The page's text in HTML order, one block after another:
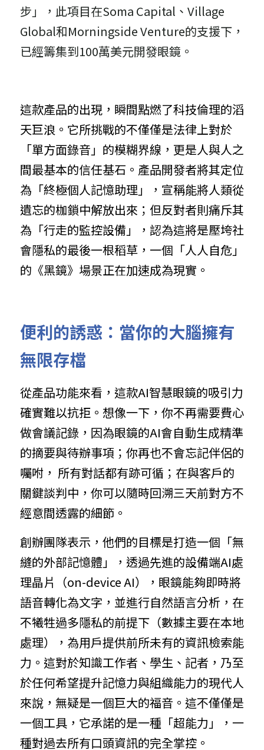
步」，此項目在Soma Capital、Village
Global和Morningside Venture的支援下，
已經籌集到100萬美元開發眼鏡。
這款產品的出現，瞬間點燃了科技倫理的滔
天巨浪。它所挑戰的不僅僅是法律上對於
「單方面錄音」的模糊界線，更是人與人之
間最基本的信任基石。產品開發者將其定位
為「終極個人記憶助理」，宣稱能將人類從
遺忘的枷鎖中解放出來；但反對者則痛斥其
為「行走的監控設備」，認為這將是壓垮社
會隱私的最後一根稻草，一個「人人自危」
的《黑鏡》場景正在加速成為現實。
便利的誘惑：當你的大腦擁有
無限存檔
從產品功能來看，這款AI智慧眼鏡的吸引力
確實難以抗拒。想像一下，你不再需要費心
做會議記錄，因為眼鏡的AI會自動生成精準
的摘要與待辦事項；你再也不會忘記伴侶的
囑咐， 所有對話都有跡可循；在與客戶的
關鍵談判中，你可以隨時回溯三天前對方不
經意間透露的細節。
創辦團隊表示，他們的目標是打造一個「無
縫的外部記憶體」，透過先進的設備端AI處
理晶片（on-device AI），眼鏡能夠即時將
語音轉化為文字，並進行自然語言分析，在
不犧牲過多隱私的前提下（數據主要在本地
處理），為用戶提供前所未有的資訊檢索能
力。這對於知識工作者、學生、記者，乃至
於任何希望提升記憶力與組織能力的現代人
來說，無疑是一個巨大的福音。這不僅僅是
一個工具，它承諾的是一種「超能力」，一
種對過去所有口頭資訊的完全掌控。